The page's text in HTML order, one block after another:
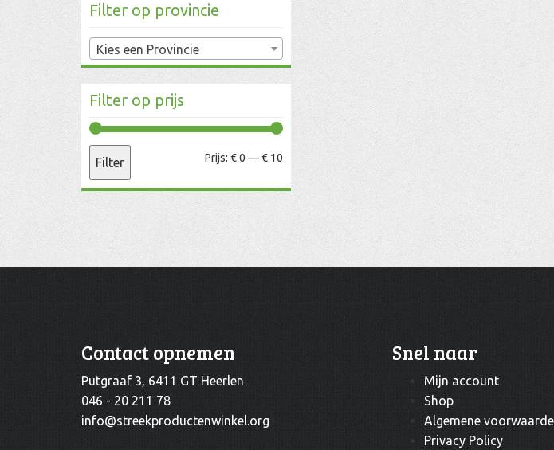
Filter op provincie
Kies een Provincie
Filter op prijs
Min.
Max.
Filter Prijs: € 0 —€ 10
Contact opnemen
Putgraaf 3, 6411 GT Heerlen
046 - 20 211 78
info@streekproductenwinkel.org
Snel naar
Mijn account
Shop
Algemene
Privacy Policy